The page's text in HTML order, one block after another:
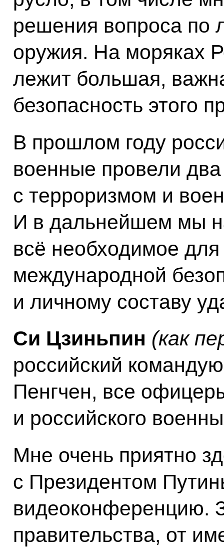
решения вопроса по
оружия. На моряках
лежит большая,
безопасность этого
В прошлом году
военные провели
с терроризмом и
И в дальнейшем мы
всё необходимое
международной
и личному составу
Си Цзиньпин (как
российский
Пенгчен, все
и российского
Мне очень приятно
с Президентом
видеоконференцию.
правительства, от